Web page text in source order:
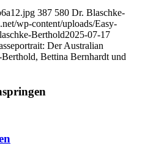
387 580 Dr. Blaschke-
wp-content/uploads/Easy-
Berthold2025-07-17
Der Australian
Bettina Bernhardt und